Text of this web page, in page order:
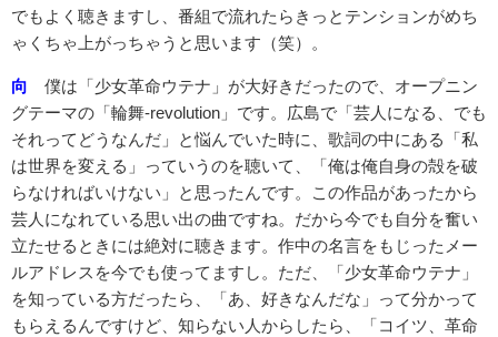
でもよく聴きますし、番組で流れたらきっとテンションがめち
ゃくちゃ上がっちゃうと思います（笑）。
向 僕は「少女革命ウテナ」が大好きだったので、オープニン
グテーマの「輪舞-revolution」です。広島で「芸人になる、でも
それってどうなんだ」と悩んでいた時に、歌詞の中にある「私
は世界を変える」っていうのを聴いて、「俺は俺自身の殻を破
らなければいけない」と思ったんです。この作品があったから
芸人になれている思い出の曲ですね。だから今でも自分を奮い
立たせるときには絶対に聴きます。作中の名言をもじったメー
ルアドレスを今でも使ってますし。ただ、「少女革命ウテナ」
を知っている方だったら、「あ、好きなんだな」って分かって
もらえるんですけど、知らない人からしたら、「コイツ、革命